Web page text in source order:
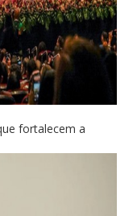
fortalecem a